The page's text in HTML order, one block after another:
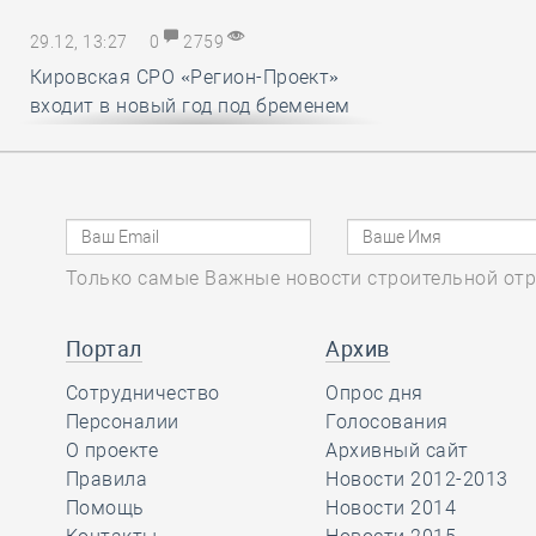
29.12, 13:27 0 2759
Кировская СРО «Регион-Проект»
входит в новый год под бременем
29.12, 12:25 0 1719
В строительный полдень. Ввод
жилья в России впервые достиг
за год
29.12, 11:28 0
Ирек Файзуллин поблагодарил
Анвара Шамузафарова за участие
в подготовке и проведении II
Только самые Важные новости строительной
Портал
Сотрудничество
Персоналии
О проекте
Правила
Помощь
Архив
Опрос дня
Голосования
Архивный сайт
Новости 2012-2013
Новости 2014